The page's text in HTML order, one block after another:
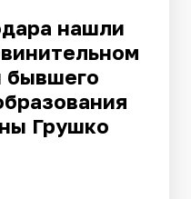
нашли
бывшего
Грушко